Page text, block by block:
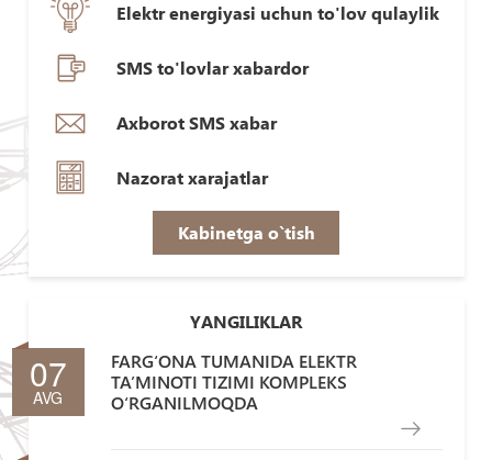
Elektr energiyasi uchun to'lov qulaylik
SMS to'lovlar xabardor
Axborot SMS xabar
Nazorat xarajatlar
Kabinetga o`tish
YANGILIKLAR
07
AVG
FARG‘ONA TUMANIDA ELEKTR
TA’MINOTI TIZIMI KOMPLEKS
O‘RGANILMOQDA